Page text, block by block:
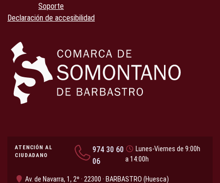
Soporte
Declaración de accesibilidad
ATENCIÓN AL
CIUDADANO
974 30 60
06
Lunes-Viernes de 9:00h
a 14:00h
Av. de Navarra, 1, 2º · 22300 · BARBASTRO (Huesca)